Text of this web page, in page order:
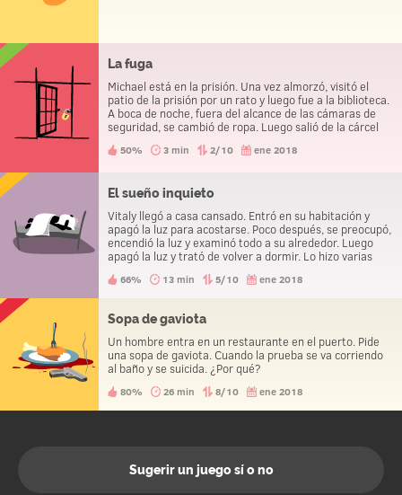
La fuga
Michael está en la prisión. Una vez almorzó, visitó el
patio de la prisión por un rato y luego fue a la biblioteca.
A boca de noche, fuera del alcance de las cámaras de
seguridad, se cambió de ropa. Luego salió de la cárcel
50% 3 min 2/10 ene 2018
El sueño inquieto
Vitaly llegó a casa cansado. Entró en su habitación y
apagó la luz para acostarse. Poco después, se preocupó,
encendió la luz y examinó todo a su alrededor. Luego
apagó la luz y trató de volver a dormir. Lo hizo varias
cadáver.
66% 13 min 5/10 ene 2018
Sopa de gaviota
Un hombre entra en un restaurante en el puerto. Pide
una sopa de gaviota. Cuando la prueba se va corriendo
al baño y se suicida. ¿Por qué?
80% 26 min 8/10 ene 2018
Sugerir un juego sí o no